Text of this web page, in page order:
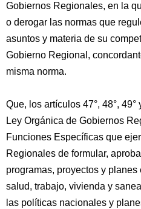
Gobiernos Regionales, en la
o derogar las normas que
asuntos y materia de su
Gobierno Regional,
misma norma.
Que, los artículos 47°, 48°, 49°
Ley Orgánica de Gobiernos
Funciones Específicas que
Regionales de formular,
programas, proyectos y
salud, trabajo, vivienda y
las políticas nacionales y